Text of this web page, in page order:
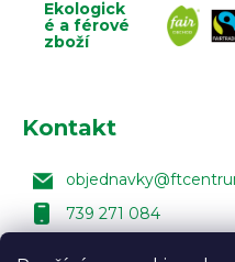
Ekologick
é a férové
zboží
Kontakt
objednavky@
739 271 084